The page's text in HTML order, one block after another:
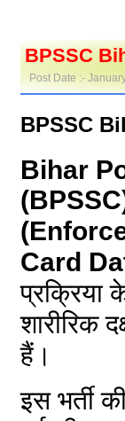
BPSSC
Post Date :-
BPSSC
Bihar
Card
प्रक्रिया
शारीरिक
हैं।
इस भर्ती